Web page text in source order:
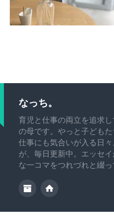
なっち。
育児と仕事の両立を追求
の母です。やっと子ども
仕事にも気合いが入る日
が、毎日更新中。エッセ
な一コマをつれづれと綴っ